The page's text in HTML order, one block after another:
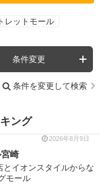
レットモール
条件変更
条件を変更して検索
ング
2026年8月9日
崎
とイオンスタイルからな
モール